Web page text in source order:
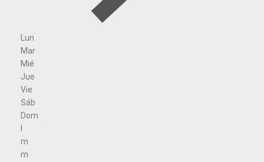
Lun
Mar
Mié
Jue
Vie
Sáb
Dom
m
m